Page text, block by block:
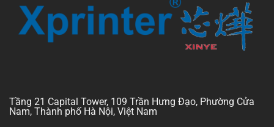
Tầng 21 Capital Tower, 109 Trần Hưng Đạo, Phường Cửa
Nam, Thành phố Hà Nội, Việt Nam